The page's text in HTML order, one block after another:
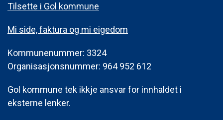
Tilsette i Gol kommune
Mi side, faktura og mi eigedom
Kommunenummer: 3324
Organisasjonsnummer: 964 952 612
Gol kommune tek ikkje ansvar for innhaldet i
eksterne lenker.